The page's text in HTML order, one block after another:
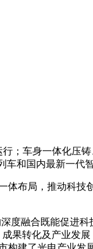
；车身一体化压
车和国内最新一
体布局，推动科
度融合既能促进
果转化及产业发